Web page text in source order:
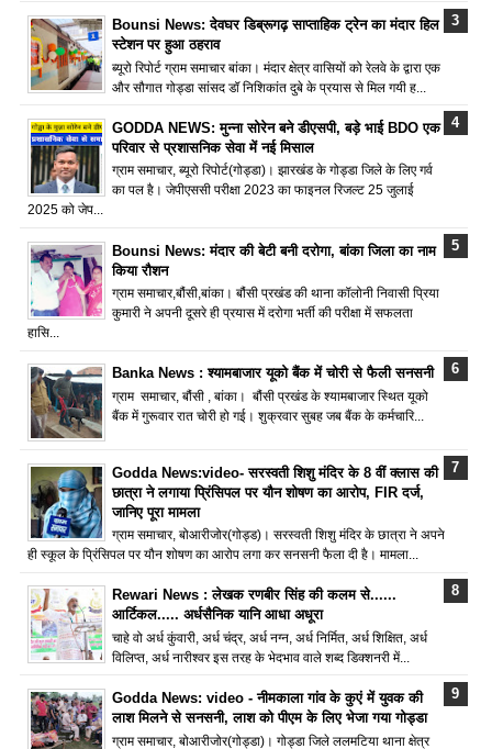
Bounsi News: देवघर डिब्रूगढ़ साप्ताहिक ट्रेन का मंदार हिल
स्टेशन पर हुआ ठहराव
ब्यूरो रिपोर्ट ग्राम समाचार बांका। मंदार क्षेत्र वासियों को रेलवे के द्वारा एक
और सौगात गोड्डा सांसद डॉ निशिकांत दुबे के प्रयास से मिल गयी ह...
GODDA NEWS: मुन्ना सोरेन बने डीएसपी, बड़े भाई BDO एक
परिवार से प्रशासनिक सेवा में नई मिसाल
ग्राम समाचार, ब्यूरो रिपोर्ट(गोड्डा)। झारखंड के गोड्डा जिले के लिए गर्व
का पल है। जेपीएससी परीक्षा 2023 का फाइनल रिजल्ट 25 जुलाई
2025 को जेप...
Bounsi News: मंदार की बेटी बनी दरोगा, बांका जिला का नाम
किया रौशन
ग्राम समाचार,बौंसी,बांका। बौंसी प्रखंड की थाना कॉलोनी निवासी प्रिया
कुमारी ने अपनी दूसरे ही प्रयास में दरोगा भर्ती की परीक्षा में सफलता
हासि...
Banka News : श्यामबाजार यूको बैंक में चोरी से फैली सनसनी
ग्राम समाचार, बौंसी , बांका। बौंसी प्रखंड के श्यामबाजार स्थित यूको
बैंक में गुरूवार रात चोरी हो गई। शुक्रवार सुबह जब बैंक के कर्मचारि...
Godda News:video- सरस्वती शिशु मंदिर के 8 वीं क्लास की
छात्रा ने लगाया प्रिंसिपल पर यौन शोषण का आरोप, FIR दर्ज,
जानिए पूरा मामला
ग्राम समाचार, बोआरीजोर(गोड्ड)। सरस्वती शिशु मंदिर के छात्रा ने अपने
ही स्कूल के प्रिंसिपल पर यौन शोषण का आरोप लगा कर सनसनी फैला दी है। मामला...
Rewari News : लेखक रणबीर सिंह की कलम से......
आर्टिकल..... अर्धसैनिक यानि आधा अधूरा
चाहे वो अर्ध कुंवारी, अर्ध चंद्र, अर्ध नग्न, अर्ध निर्मित, अर्ध शिक्षित, अर्ध
विलिप्त, अर्ध नारीश्वर इस तरह के भेदभाव वाले शब्द डिक्शनरी में...
Godda News: video - नीमकाला गांव के कुएं में युवक की
लाश मिलने से सनसनी, लाश को पीएम के लिए भेजा गया गोड्डा
ग्राम समाचार, बोआरीजोर(गोड्डा)। गोड्डा जिले ललमटिया थाना क्षेत्र